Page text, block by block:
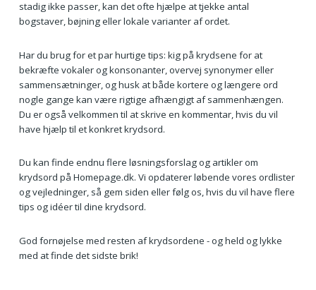
stadig ikke passer, kan det ofte hjælpe at tjekke antal
bogstaver, bøjning eller lokale varianter af ordet.
Har du brug for et par hurtige tips: kig på krydsene for at
bekræfte vokaler og konsonanter, overvej synonymer eller
sammensætninger, og husk at både kortere og længere ord
nogle gange kan være rigtige afhængigt af sammenhængen.
Du er også velkommen til at skrive en kommentar, hvis du vil
have hjælp til et konkret krydsord.
Du kan finde endnu flere løsningsforslag og artikler om
krydsord på Homepage.dk. Vi opdaterer løbende vores ordlister
og vejledninger, så gem siden eller følg os, hvis du vil have flere
tips og idéer til dine krydsord.
God fornøjelse med resten af krydsordene - og held og lykke
med at finde det sidste brik!